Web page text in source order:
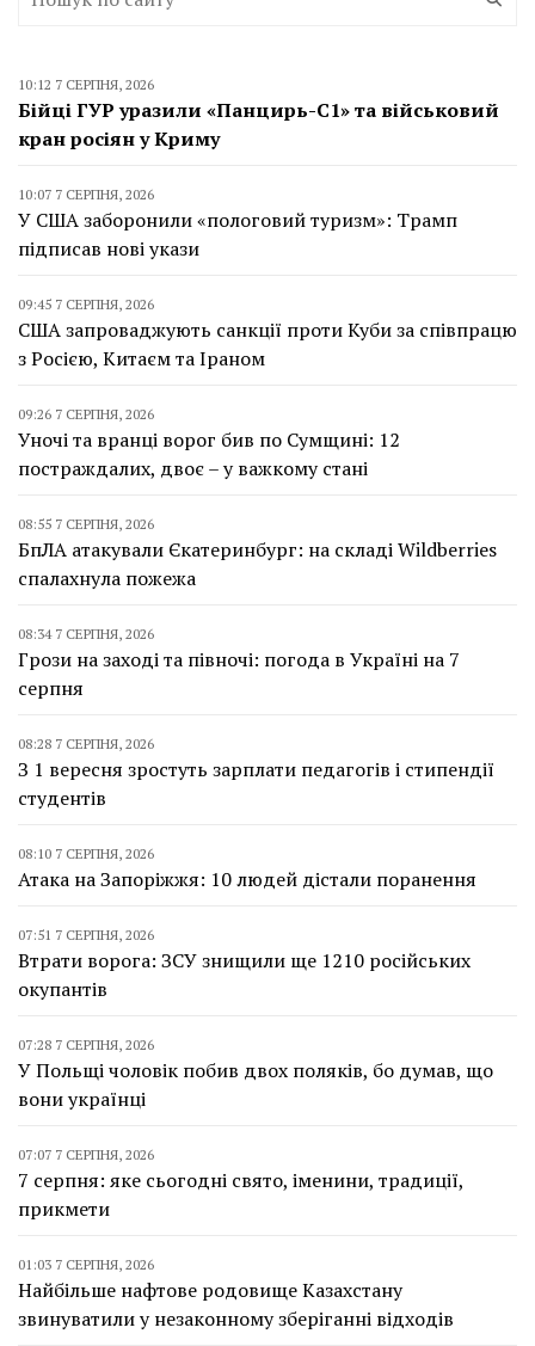
10:12 7 СЕРПНЯ, 2026
Бійці ГУР уразили «Панцирь-С1» та військовий
кран росіян у Криму
10:07 7 СЕРПНЯ, 2026
У США заборонили «пологовий туризм»: Трамп
підписав нові укази
09:45 7 СЕРПНЯ, 2026
США запроваджують санкції проти Куби за співпрацю
з Росією, Китаєм та Іраном
09:26 7 СЕРПНЯ, 2026
Уночі та вранці ворог бив по Сумщині: 12
постраждалих, двоє – у важкому стані
08:55 7 СЕРПНЯ, 2026
БпЛА атакували Єкатеринбург: на складі Wildberries
спалахнула пожежа
08:34 7 СЕРПНЯ, 2026
Грози на заході та півночі: погода в Україні на 7
серпня
08:28 7 СЕРПНЯ, 2026
З 1 вересня зростуть зарплати педагогів і стипендії
студентів
08:10 7 СЕРПНЯ, 2026
Атака на Запоріжжя: 10 людей дістали поранення
07:51 7 СЕРПНЯ, 2026
Втрати ворога: ЗСУ знищили ще 1210 російських
окупантів
07:28 7 СЕРПНЯ, 2026
У Польщі чоловік побив двох поляків, бо думав, що
вони українці
07:07 7 СЕРПНЯ, 2026
7 серпня: яке сьогодні свято, іменини, традиції,
прикмети
01:03 7 СЕРПНЯ, 2026
Найбільше нафтове родовище Казахстану
звинуватили у незаконному зберіганні відходів